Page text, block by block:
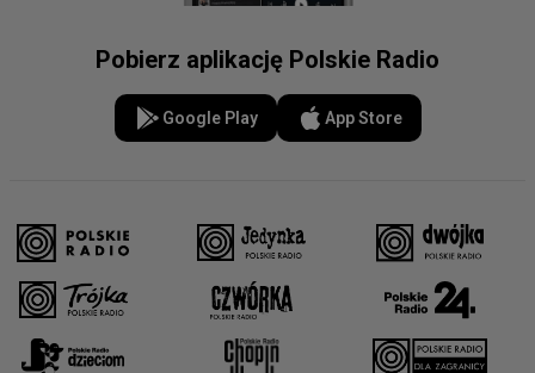
Pobierz aplikację Polskie Radio
Google Play App Store